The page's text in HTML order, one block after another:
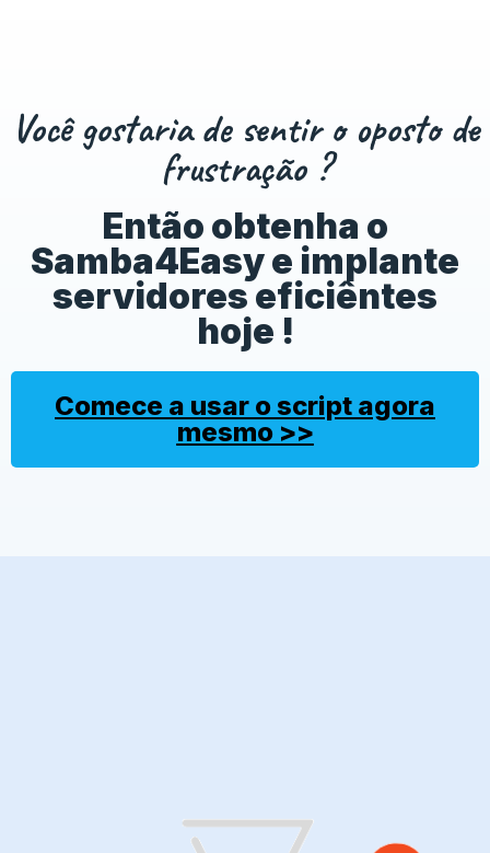
Você gostaria de sentir o oposto de
frustração ?
Então obtenha o
Samba4Easy e implante
servidores eficiêntes
hoje !
Comece a usar o script agora
mesmo >>